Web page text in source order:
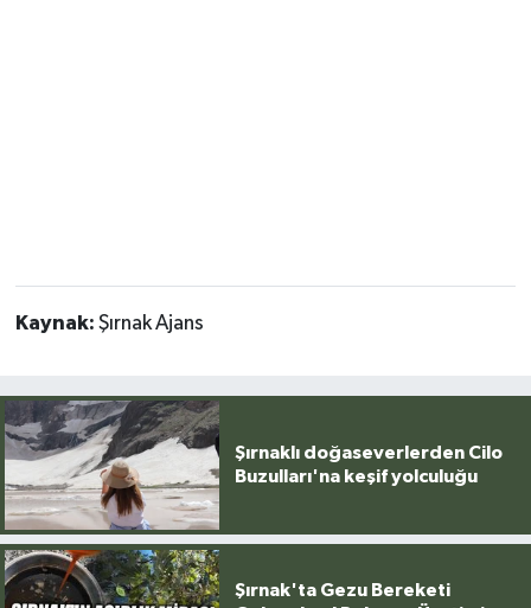
Kaynak: Şırnak Ajans
Şırnaklı doğaseverlerden Cilo
Buzulları'na keşif yolculuğu
Şırnak'ta Gezu Bereketi